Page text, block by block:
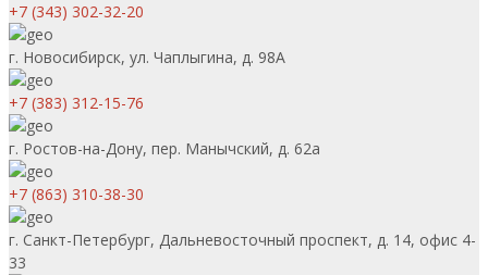
+7 (343) 302-32-20
г. Новосибирск, ул. Чаплыгина, д. 98А
+7 (383) 312-15-76
г. Ростов-на-Дону, пер. Манычский, д. 62а
+7 (863) 310-38-30
г. Санкт-Петербург, Дальневосточный проспект, д. 14, офис 4-
33